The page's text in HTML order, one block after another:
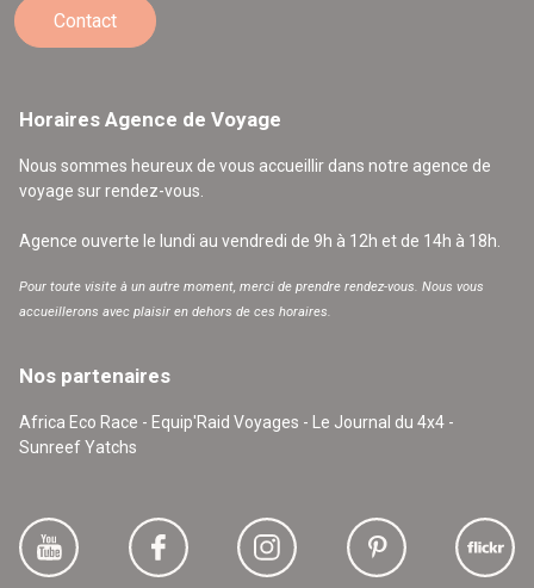
Contact
Horaires Agence de Voyage
Nous sommes heureux de vous accueillir dans notre agence de
voyage sur rendez-vous.
Agence ouverte le lundi au vendredi de 9h à 12h et de 14h à 18h.
Pour toute visite à un autre moment, merci de prendre rendez-vous. Nous vous
accueillerons avec plaisir en dehors de ces horaires.
Nos partenaires
Africa Eco Race - Equip'Raid Voyages - Le Journal du 4x4 -
Sunreef Yatchs